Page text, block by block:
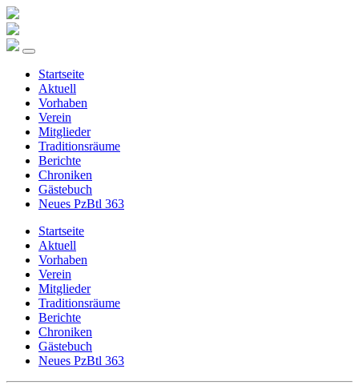
Startseite
Aktuell
Vorhaben
Verein
Mitglieder
Traditionsräume
Berichte
Chroniken
Gästebuch
Neues PzBtl 363
Startseite
Aktuell
Vorhaben
Verein
Mitglieder
Traditionsräume
Berichte
Chroniken
Gästebuch
Neues PzBtl 363